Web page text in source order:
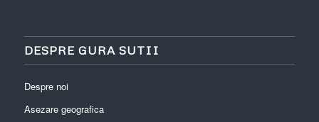
DESPRE GURA SUTII
Despre noi
Asezare geografica